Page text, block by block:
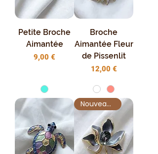
Petite Broche
Aimantée
Prix
9,00 €
Broche
Aimantée Fleur
de Pissenlit
Prix
12,00 €
Nouveauté !